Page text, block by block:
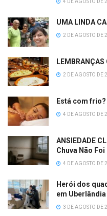
UMA LINDA
2 DE AGOSTO DE
LEMBRANÇAS
2 DE AGOSTO DE
Está com frio?
4 DE AGOSTO DE
ANSIEDADE
Chuva Não
4 DE AGOSTO DE
Herói dos
em
3 DE AGOSTO DE